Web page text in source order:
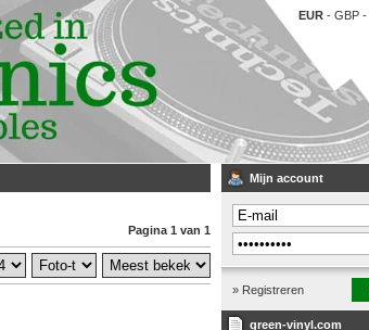
EUR - GBP -
Pagina 1 van 1
Mijn account
» Registreren
green-vinyl.com